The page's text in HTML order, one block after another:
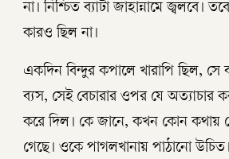
না। নিশ্চিত ব্যাটা জাহান্নামে
কারও ছিল না।
একদিন বিন্দুর কপালে খারাপি ছিল,
ব্যস, সেই বেচারার ওপর যে অত্যাচার
করে দিল। কে জানে, কখন কোন কথায় সে
গেছে। ওকে পাগলখানায় পাঠানো